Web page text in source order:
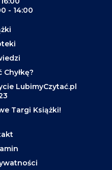
- 14:00
LubimyCzytać.pl
Targi Książki!